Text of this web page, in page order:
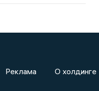
Реклама О холдинге